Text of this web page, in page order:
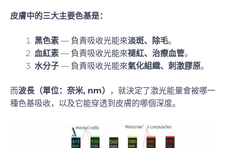
皮膚中的三大主要色基是：
黑色素 — 負責吸收光能來淡斑、除毛。
血紅素 — 負責吸收光能來褪紅、治療血管。
水分子 — 負責吸收光能來氣化組織、刺激膠原。
而波長（單位：奈米, nm）
，就決定了激光能量會被哪一
種色基吸收，以及它能穿透到皮膚的哪個深度。